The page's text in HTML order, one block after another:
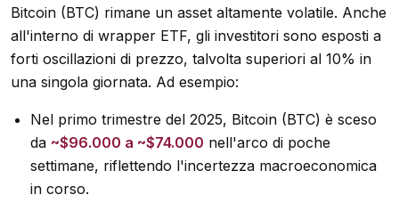
Bitcoin (BTC) rimane un asset altamente volatile. Anche
all'interno di wrapper ETF, gli investitori sono esposti a
forti oscillazioni di prezzo, talvolta superiori al 10% in
una singola giornata. Ad esempio:
Nel primo trimestre del 2025, Bitcoin (BTC) è sceso
da ~$96.000 a ~$74.000 nell'arco di poche
settimane, riflettendo l'incertezza macroeconomica
in corso.